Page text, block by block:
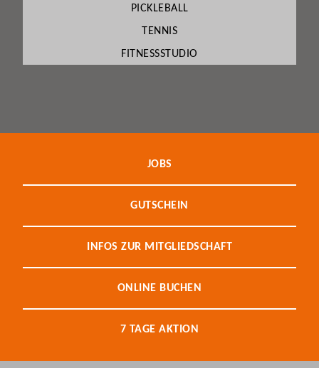
PICKLEBALL
TENNIS
FITNESSSTUDIO
JOBS
GUTSCHEIN
INFOS ZUR MITGLIEDSCHAFT
ONLINE BUCHEN
7 TAGE AKTION